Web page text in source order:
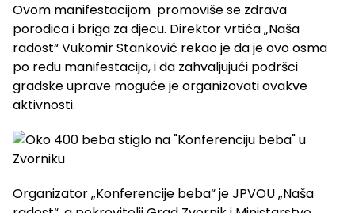
Ovom manifestacijom promoviše se zdrava
porodica i briga za djecu. Direktor vrtića „Naša
radost“ Vukomir Stanković rekao je da je ovo osma
po redu manifestacija, i da zahvaljujući podršci
gradske uprave moguće je organizovati ovakve
aktivnosti.
Organizator „Konferencije beba“ je JPVOU „Naša